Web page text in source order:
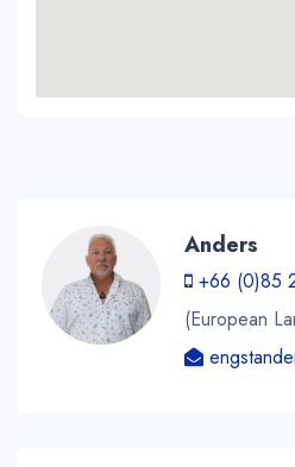
Anders
+66 (0)85
(European